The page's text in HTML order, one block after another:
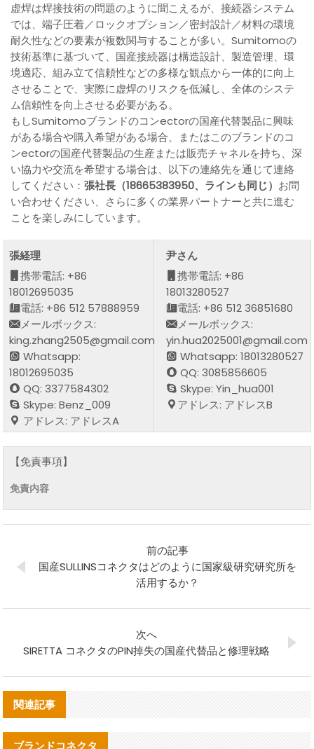
虚焊は焊接技術の問題のように聞こえるが、接続器システム
では、端子圧着／ロックオプション／密封設計／材料の環境
耐久性などの要素が複数関与することが多い。Sumitomoの
技術基準に基づいて、国産接続器は構造設計、製造管理、環
境適応、組み立て信頼性などの多様な観点から一体的に向上
させることで、実際に虚焊のリスクを低減し、全体のシステ
ム信頼性を向上させる必要がある。
もしSumitomoブランドのコンectorの国産代替製品に興味
がある場合や購入希望がある場合、またはこのブランドのコ
ンectorの国産代替製品の生産または販売チャネルを持ち、深
い協力や交流を希望する場合は、以下の連絡先を通じて連絡
してください：張社長（18665383950、ラインも同じ） お問
い合わせください、さらに多くの業界パートナーと共に進む
ことを楽しみにしています。
張経理
携帯電話: +86
18012695035
電話: +86 512 57888959
メールボックス:
king.zhang2505@gmail.com
Whatsapp:
18012695035
QQ: 3377584302
Skype: Benz_009
アドレス: アドレスA
尹さん
携帯電話: +86
18013280527
電話: +86 512 36851680
メールボックス:
yin.hua2025001@gmail.com
Whatsapp: 18013280527
QQ: 3085856605
Skype: Yin_hua001
アドレス: アドレスB
【免責事項】
免責内容
前の記事
国産SULLINSコネクタはどのように国家級研究研究所を
活用するか？
次へ
SIRETTA コネクタのPIN掉失の国産代替品と修理戦略
関連記事
ブランドコネクタ